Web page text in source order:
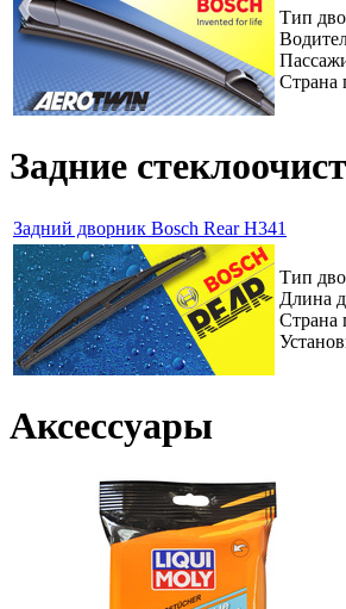
Тип
Страна
Задние
Задний дворник Bosch Rear H341
Тип
Длина
Страна
Аксессуары